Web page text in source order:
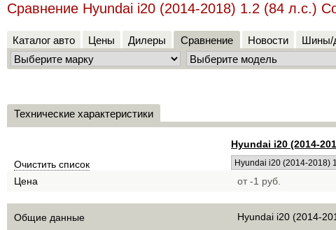
Сравнение Hyundai i20 (2014-2018) 1.2 (84 л.с.)
Каталог авто Цены Дилеры Сравнение Новости Шины/
Технические характеристики
Очистить список
Hyundai i20 (2014-
Цена от -1 руб.
Общие данные Hyundai i20 (2014-